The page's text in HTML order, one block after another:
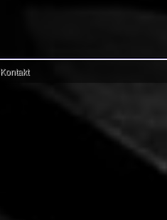
Kontakt